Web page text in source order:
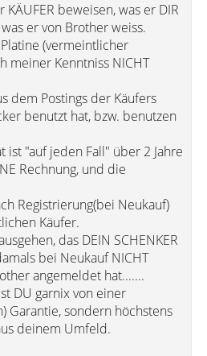
beweisen, was er DIR
er von Brother weiss.
(vermeintlicher
meiner Kenntniss NICHT
dem Postings der Käufers
benutzt hat, bzw. benutzen
ist "auf jeden Fall" über 2 Jahre
Rechnung, und die
Registrierung(bei Neukauf)
Käufer.
das DEIN SCHENKER
bei Neukauf NICHT
angemeldet hat.......
DU garnix von einer
Garantie, sondern höchstens
deinem Umfeld.